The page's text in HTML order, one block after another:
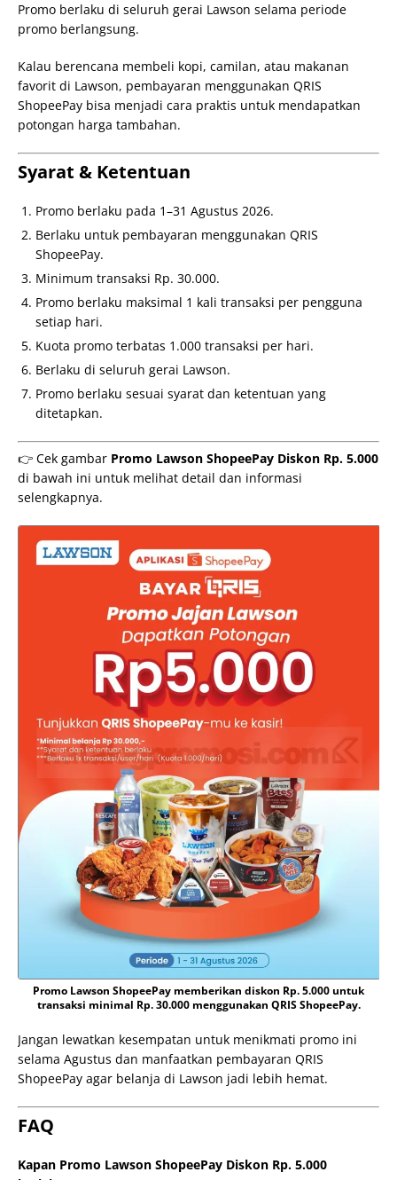
Promo berlaku di seluruh gerai Lawson selama periode
promo berlangsung.
Kalau berencana membeli kopi, camilan, atau makanan
favorit di Lawson, pembayaran menggunakan QRIS
ShopeePay bisa menjadi cara praktis untuk mendapatkan
potongan harga tambahan.
Syarat & Ketentuan
Promo berlaku pada 1–31 Agustus 2026.
Berlaku untuk pembayaran menggunakan QRIS
ShopeePay.
Minimum transaksi Rp. 30.000.
Promo berlaku maksimal 1 kali transaksi per pengguna
setiap hari.
Kuota promo terbatas 1.000 transaksi per hari.
Berlaku di seluruh gerai Lawson.
Promo berlaku sesuai syarat dan ketentuan yang
ditetapkan.
👉 Cek gambar Promo Lawson ShopeePay Diskon Rp. 5.000
di bawah ini untuk melihat detail dan informasi
selengkapnya.
Promo Lawson ShopeePay memberikan diskon Rp. 5.000 untuk
transaksi minimal Rp. 30.000 menggunakan QRIS ShopeePay.
Jangan lewatkan kesempatan untuk menikmati promo ini
selama Agustus dan manfaatkan pembayaran QRIS
ShopeePay agar belanja di Lawson jadi lebih hemat.
FAQ
Kapan Promo Lawson ShopeePay Diskon Rp. 5.000